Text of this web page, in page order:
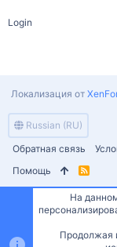
Login
Russian (RU)
Обратная связь
Помощь
R
S
Локализация от
На
Продолжая